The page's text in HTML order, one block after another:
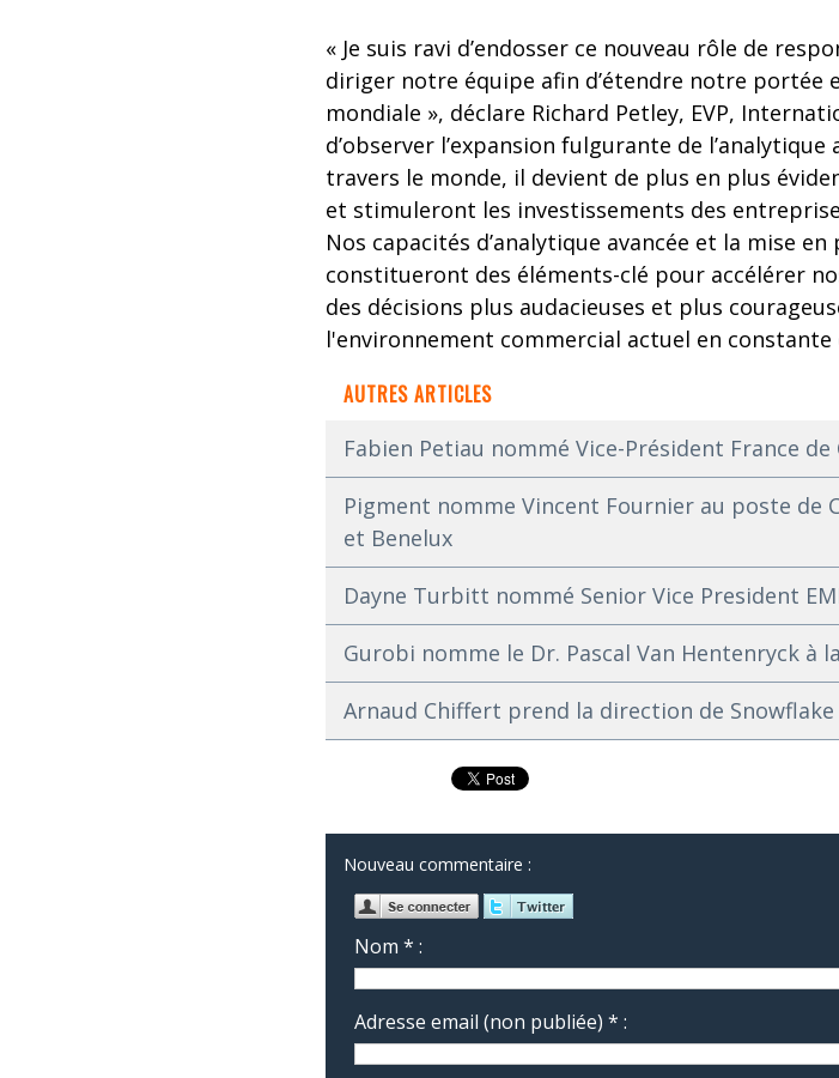
« Je suis ravi d’endosser ce nouveau rôle de
diriger notre équipe afin d’étendre notre portée
mondiale », déclare Richard Petley, EVP,
d’observer l’expansion fulgurante de
travers le monde, il devient de plus en plus
et stimuleront les investissements des
Nos capacités d’analytique avancée et la mise
constitueront des éléments-clé pour accélérer
des décisions plus audacieuses et plus
l'environnement commercial actuel en constante
AUTRES ARTICLES
Fabien Petiau nommé Vice-Président France de
Pigment nomme Vincent Fournier au poste de
et Benelux
Dayne Turbitt nommé Senior Vice President
Gurobi nomme le Dr. Pascal Van Hentenryck
Arnaud Chiffert prend la direction de Snowflake
Nouveau commentaire :
Nom * :
Adresse email (non publiée) * :